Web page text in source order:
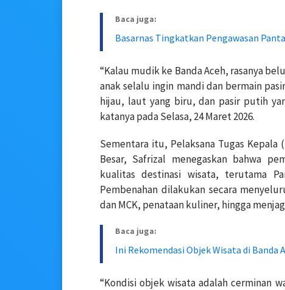
Baca juga:
Basarnas Tingkatkan Pengawasan
“Kalau mudik ke Banda Aceh, rasanya
anak selalu ingin mandi dan bermain
hijau, laut yang biru, dan pasir putih
katanya pada Selasa, 24 Maret 2026.
Sementara itu, Pelaksana Tugas Kepala
Besar, Safrizal menegaskan bahwa
kualitas destinasi wisata, terutama
Pembenahan dilakukan secara
dan MCK, penataan kuliner, hingga
Baca juga:
Ini Rekomendasi Objek Wisata di Banda
“Kondisi objek wisata adalah cerminan